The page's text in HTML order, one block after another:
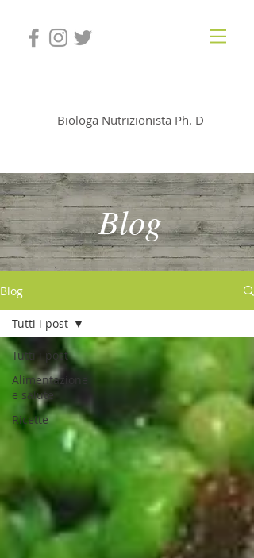
Biologa Nutrizionista Ph. D
Blog
Tutti i post
Alimentazione
e salute
Ricette
Tutti i post
Blog